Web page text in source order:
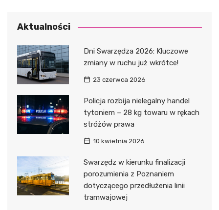
Aktualności
Dni Swarzędza 2026: Kluczowe
zmiany w ruchu już wkrótce!
23 czerwca 2026
Policja rozbija nielegalny handel
tytoniem – 28 kg towaru w rękach
stróżów prawa
10 kwietnia 2026
Swarzędz w kierunku finalizacji
porozumienia z Poznaniem
dotyczącego przedłużenia linii
tramwajowej